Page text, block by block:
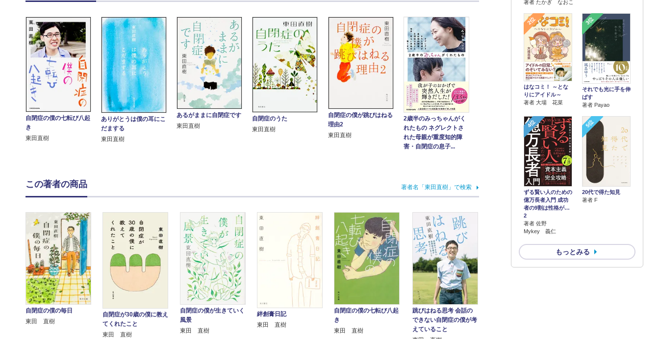
著者 たかぎ なおこ
2位
はなコミ！ ～とな
りにアイドル～
著者 大場 花菜
3位
それでも光に手を伸
ばす
著者 Payao
4位
ずる賢い人のための
億万長者入門 成功
者の9割は性格が…
2
著者 佐野
Mykey 義仁
5位
20代で得た知見
著者 F
もっとみる
自閉症の僕の七転び八起
き
東田直樹
ありがとうは僕の耳にこ
だまする
東田直樹
あるがままに自閉症です
東田直樹
自閉症のうた
東田直樹
自閉症の僕が跳びはねる
理由2
東田直樹
2歳半のみっちゃんがく
れたもの ネグレクトさ
れた母親が重度知的障
害・自閉症の息子...
この著者の商品 著者名「東田直樹」で検索
自閉症の僕の毎日
東田 直樹
自閉症が30歳の僕に教え
てくれたこと
東田 直樹
自閉症の僕が生きていく
風景
東田 直樹
絆創膏日記
東田 直樹
自閉症の僕の七転び八起
き
東田 直樹
跳びはねる思考 会話の
できない自閉症の僕が考
えていること